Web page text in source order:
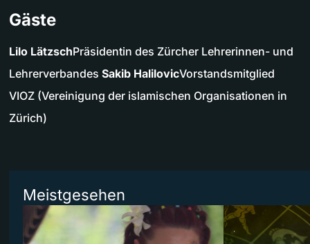
Gäste
Lilo LätzschPräsidentin des Zürcher Lehrerinnen- und
Lehrerverbandes Sakib HalilovicVorstandsmitglied
VIOZ (Vereinigung der islamischen Organisationen in
Zürich)
Meistgesehen